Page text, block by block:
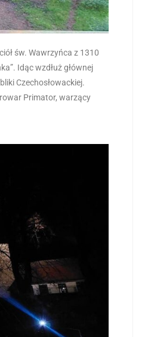
św. Wawrzyńca z 1310
Idąc wzdłuż głównej
Czechosłowackiej.
Primator, warzący